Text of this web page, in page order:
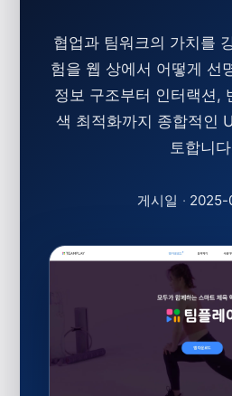
협업과 팀워크의 가치를
험을 웹 상에서 어떻게 선
정보 구조부터 인터랙션,
색 최적화까지 종합적인
토합니
게시일 ·